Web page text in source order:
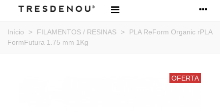
Início > FILAMENTOS / RESINAS >
PLA ReForm Organic rPLA
FormFutura 1.75 mm 1Kg
OFERTA